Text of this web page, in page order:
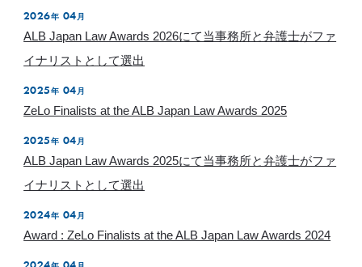
2026年 04 月
ALB Japan Law Awards 2026にて当事務所と弁護士がファ
イナリストとして選出
2025 年 04 月
ZeLo Finalists at the ALB Japan Law Awards 2025
2025 年 04 月
ALB Japan Law Awards 2025にて当事務所と弁護士がファ
イナリストとして選出
2024年 04 月
Award : ZeLo Finalists at the ALB Japan Law Awards 2024